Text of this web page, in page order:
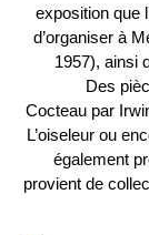
exposition que
d’organiser à
1957), ainsi
Des
Cocteau par
L’oiseleur ou
également
provient de